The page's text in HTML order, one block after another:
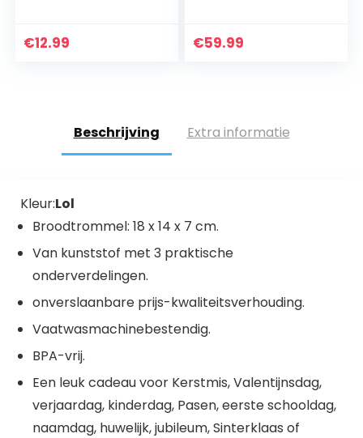
afsluitbare
€12.99
Broodtrommels
€59.99
Beschrijving Extra informatie
Kleur:Lol
Broodtrommel: 18 x 14 x 7 cm.
Van kunststof met 3 praktische
onderverdelingen.
onverslaanbare prijs-kwaliteitsverhouding.
Vaatwasmachinebestendig.
BPA-vrij.
Een leuk cadeau voor Kerstmis, Valentijnsdag,
verjaardag, kinderdag, Pasen, eerste schooldag,
naamdag, huwelijk, jubileum, Sinterklaas of